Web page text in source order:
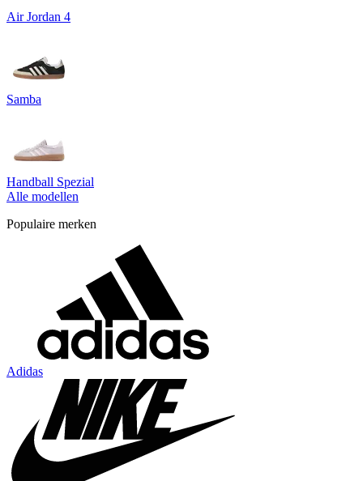
Air Jordan 4
Samba
Handball Spezial
Alle modellen
Populaire merken
Adidas